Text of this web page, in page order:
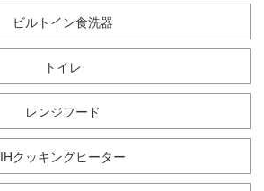
ビルトイン食洗器
トイレ
レンジフード
IHクッキングヒーター